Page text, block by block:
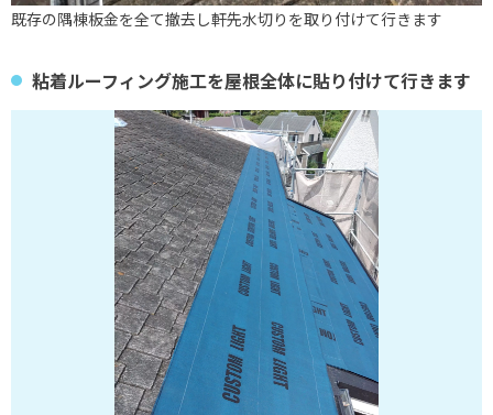
既存の隅棟板金を全て撤去し軒先水切りを取り付けて行きます
粘着ルーフィング施工を屋根全体に貼り付けて行きます